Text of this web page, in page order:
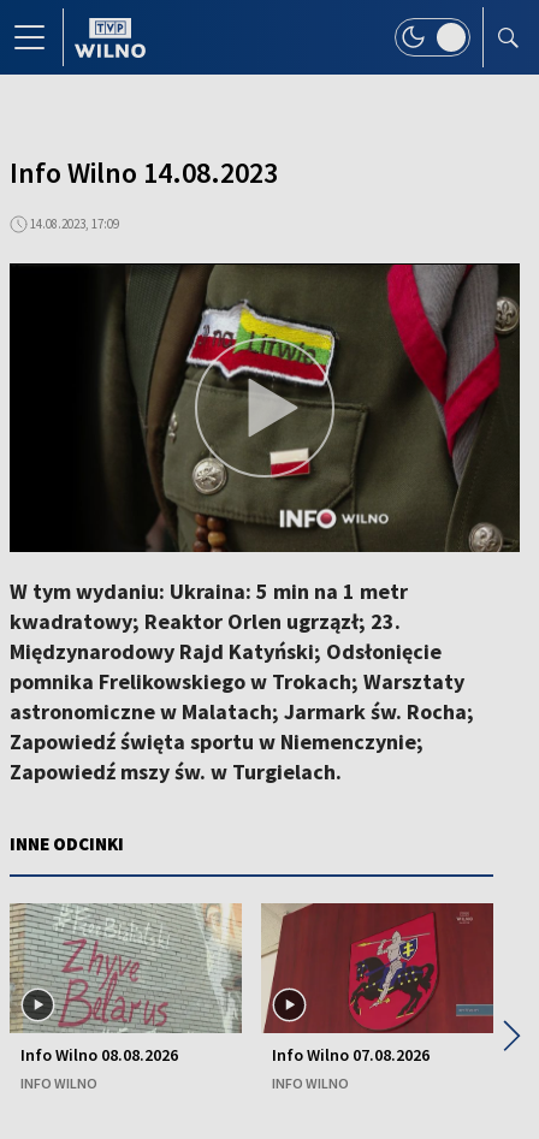
Info Wilno 14.08.2023
14.08.2023, 17:09
W tym wydaniu: Ukraina: 5 min na 1 metr
kwadratowy; Reaktor Orlen ugrzązł; 23.
Międzynarodowy Rajd Katyński; Odsłonięcie
pomnika Frelikowskiego w Trokach; Warsztaty
astronomiczne w Malatach; Jarmark św. Rocha;
Zapowiedź święta sportu w Niemenczynie;
Zapowiedź mszy św. w Turgielach.
INNE ODCINKI
Info Wilno 08.08.2026
INFO WILNO
Info Wilno 07.08.2026
INFO WILNO
▶